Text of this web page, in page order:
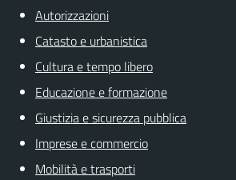
Autorizzazioni
Catasto e urbanistica
Cultura e tempo libero
Educazione e formazione
Giustizia e sicurezza pubblica
Imprese e commercio
Mobilità e trasporti